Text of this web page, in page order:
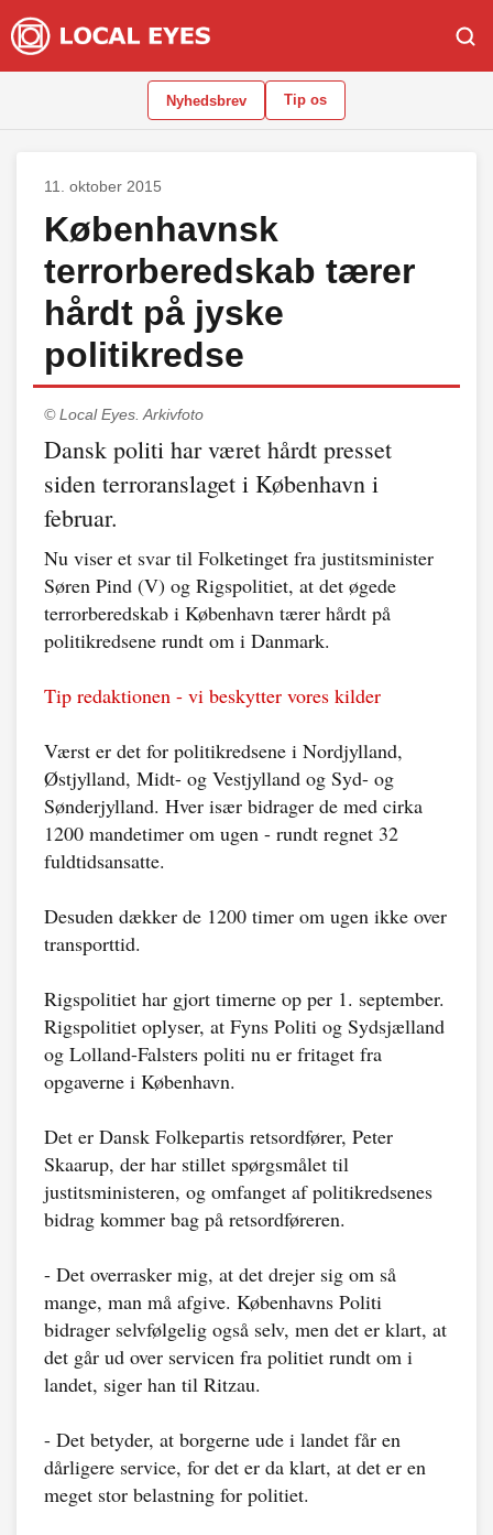
Nyhedsbrev Tip os
11. oktober 2015
Københavnsk
terrorberedskab tærer
hårdt på jyske
politikredse
© Local Eyes. Arkivfoto
Dansk politi har været hårdt presset
siden terroranslaget i København i
februar.
Nu viser et svar til Folketinget fra justitsminister
Søren Pind (V) og Rigspolitiet, at det øgede
terrorberedskab i København tærer hårdt på
politikredsene rundt om i Danmark.
Tip redaktionen - vi beskytter vores kilder
Værst er det for politikredsene i Nordjylland,
Østjylland, Midt- og Vestjylland og Syd- og
Sønderjylland. Hver især bidrager de med cirka
1200 mandetimer om ugen - rundt regnet 32
fuldtidsansatte.
Desuden dækker de 1200 timer om ugen ikke over
transporttid.
Rigspolitiet har gjort timerne op per 1. september.
Rigspolitiet oplyser, at Fyns Politi og Sydsjælland
og Lolland-Falsters politi nu er fritaget fra
opgaverne i København.
Det er Dansk Folkepartis retsordfører, Peter
Skaarup, der har stillet spørgsmålet til
justitsministeren, og omfanget af politikredsenes
bidrag kommer bag på retsordføreren.
- Det overrasker mig, at det drejer sig om så
mange, man må afgive. Københavns Politi
bidrager selvfølgelig også selv, men det er klart, at
det går ud over servicen fra politiet rundt om i
landet, siger han til Ritzau.
- Det betyder, at borgerne ude i landet får en
dårligere service, for det er da klart, at det er en
meget stor belastning for politiet.